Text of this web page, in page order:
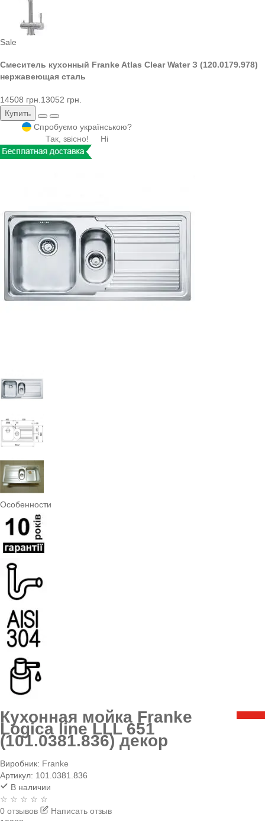
Sale
Смеситель кухонный Franke Atlas Clear Water З (120.0179.978)
нержавеющая сталь
14508 грн. 13052 грн.
Купить
Спробуємо українською?
Так, звісно!
Ні
Особенности
Кухонная мойка Franke
Logica line LLL 651
(101.0381.836) декор
Виробник: Franke
Артикул: 101.0381.836
В наличии
☆ ☆ ☆ ☆ ☆
0 отзывов
Написать отзыв